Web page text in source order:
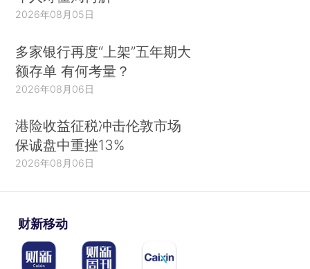
2026年08月05日
多家银行再度“上架”五年期大
额存单 有何考量？
2026年08月06日
港险收益征税冲击伦敦市场
保诚盘中重挫13%
2026年08月06日
财新移动